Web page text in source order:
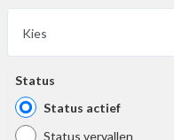
Kies
Status
Status actief
Status vervallen